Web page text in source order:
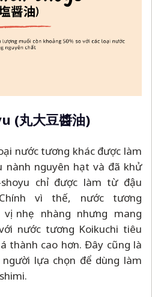
(丸大豆醬油)
nước tương khác được làm
nguyên hạt và đã khử
chỉ được làm từ đậu
vì thế, nước tương
nhẹ nhàng nhưng mang
nước tương Koikuchi tiêu
thành cao hơn. Đây cũng là
lựa chọn để dùng làm